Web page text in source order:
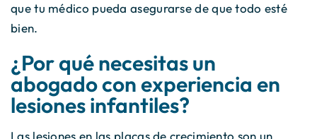
que tu médico pueda asegurarse de que todo esté
bien.
¿Por qué necesitas un
abogado con experiencia en
lesiones infantiles?
Las lesiones en las placas de crecimiento son un